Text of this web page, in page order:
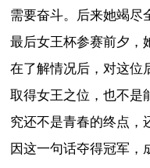
需要奋斗。后来她竭尽
最后女王杯参赛前夕，
在了解情况后，对这位
取得女王之位，也不是
究还不是青春的终点，
因这一句话夺得冠军，